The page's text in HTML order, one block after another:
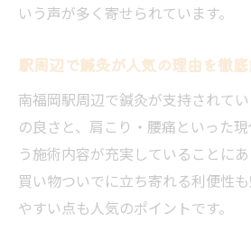
いう声が多く寄せられています。
駅周辺で鍼灸が人気の理由を徹
南福岡駅周辺で鍼灸が支持されて
の良さと、肩こり・腰痛といった
う施術内容が充実していることに
買い物ついでに立ち寄れる利便性
やすい点も人気のポイントです。